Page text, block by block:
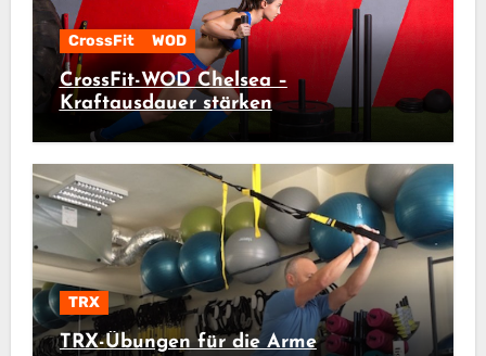
CrossFit WOD
CrossFit-WOD Chelsea –
Kraftausdauer stärken
TRX
TRX-Übungen für die Arme